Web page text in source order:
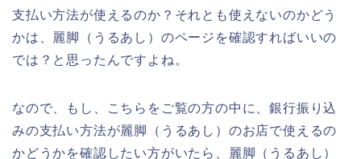
支払い方法が使えるのか？それとも使えないのかどう
かは、麗脚（うるあし）のページを確認すればいいの
では？と思ったんですよね。
なので、もし、こちらをご覧の方の中に、銀行振り込
みの支払い方法が麗脚（うるあし）のお店で使えるの
かどうかを確認したい方がいたら、麗脚（うるあし）